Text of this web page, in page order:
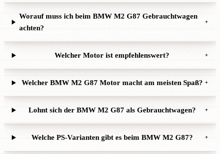
Worauf muss ich beim BMW M2 G87 Gebrauchtwagen
achten?
+
Welcher Motor ist empfehlenswert? +
Welcher BMW M2 G87 Motor macht am meisten Spaß? +
Lohnt sich der BMW M2 G87 als Gebrauchtwagen? +
Welche PS-Varianten gibt es beim BMW M2 G87? +